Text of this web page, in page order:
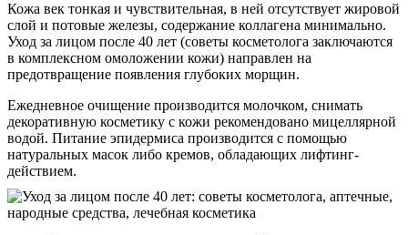
Кожа век тонкая и чувствительная, в ней отсутствует жировой
слой и потовые железы, содержание коллагена минимально.
Уход за лицом после 40 лет (советы косметолога заключаются
в комплексном омоложении кожи) направлен на
предотвращение появления глубоких морщин.
Ежедневное очищение производится молочком, снимать
декоративную косметику с кожи рекомендовано мицеллярной
водой. Питание эпидермиса производится с помощью
натуральных масок либо кремов, обладающих лифтинг-
действием.